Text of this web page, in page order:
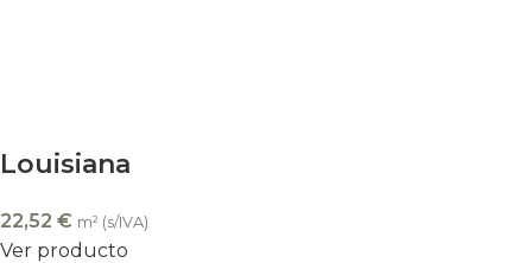
Louisiana
22,52 € m² (s/IVA)
Ver producto